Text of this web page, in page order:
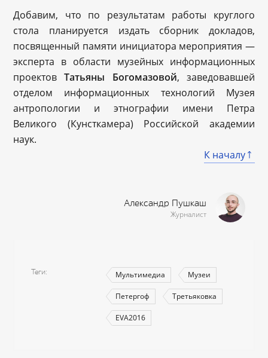
Добавим, что по результатам работы круглого
стола планируется издать сборник докладов,
посвященный памяти инициатора мероприятия —
эксперта в области музейных информационных
проектовТатьяны Богомазовой, заведовавшей
отделом информационных технологий Музея
антропологии и этнографии имени Петра
Великого (Кунсткамера) Российской академии
наук.
К началу
Александр Пушкаш
Журналист
Теги Мультимедиа Музеи
Петергоф Третьяковка
EVA2016